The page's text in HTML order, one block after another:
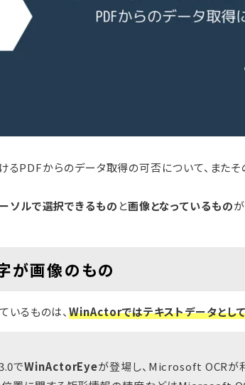
PDFからのデータ取得の可否について、また
ソルで選択できるもの と画像となっているもの
が画像のもの
いるものは、WinActorではテキストデータとし
でWinActorEyeが登場し、Microsoft OCRが